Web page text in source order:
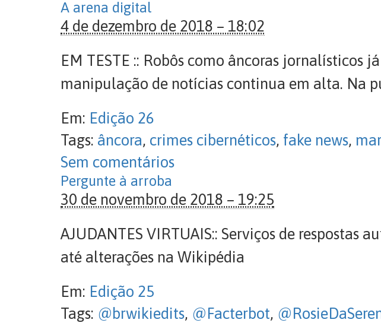
A arena digital
4 de dezembro de 2018 – 18:02
EM TESTE :: Robôs como âncoras jornalísticos
manipulação de notícias continua em alta. Na
Em: Edição 26
Tags: âncora, crimes cibernéticos, fake news,
Sem comentários
Pergunte à arroba
30 de novembro de 2018 – 19:25
AJUDANTES VIRTUAIS:: Serviços de respostas
até alterações na Wikipédia
Em: Edição 25
Tags: @brwikiedits, @Facterbot,